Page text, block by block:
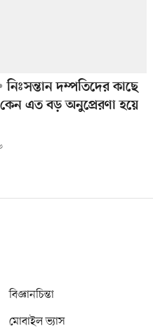
নিঃসন্তান দম্পতিদের কাছে
এত বড় অনুপ্রেরণা হয়ে
বিজ্ঞানচিন্তা
মোবাইল ভ্যাস